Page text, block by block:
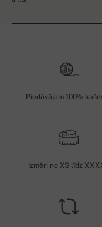
Piedāvājam 100%
Izmēri no XS līdz